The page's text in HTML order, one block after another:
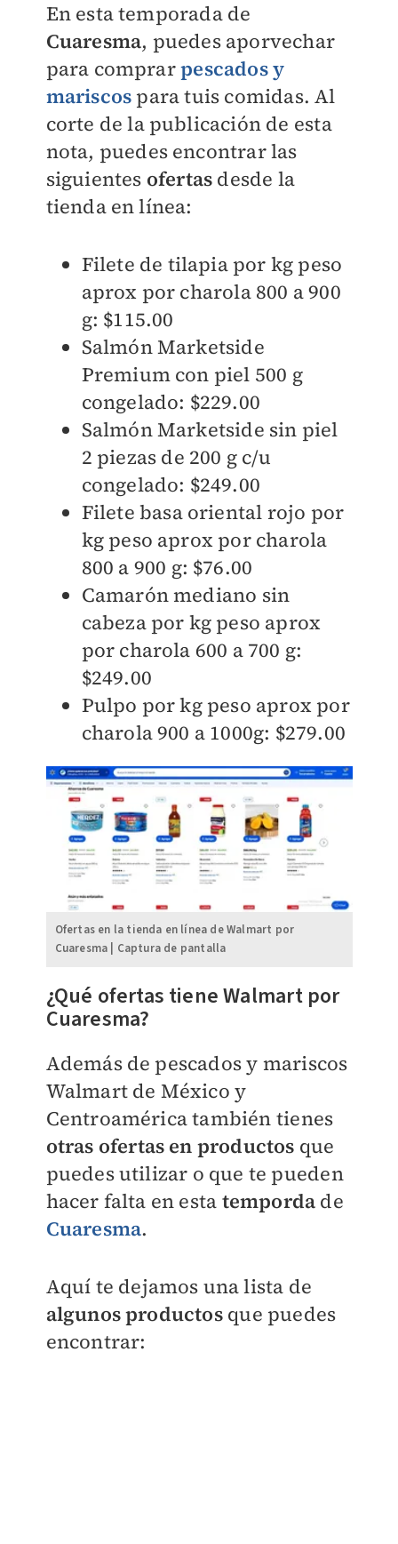
En esta temporada de
Cuaresma, puedes aporvechar
para comprarpescados y
mariscos para tuis comidas. Al
corte de la publicación de esta
nota, puedes encontrar las
siguientes ofertas desde la
tienda en línea:
Filete de tilapia por kg peso
aprox por charola 800 a 900
g: $115.00
Salmón Marketside
Premium con piel 500 g
congelado: $229.00
Salmón Marketside sin piel
2 piezas de 200 g c/u
congelado: $249.00
Filete basa oriental rojo por
kg peso aprox por charola
800 a 900 g: $76.00
Camarón mediano sin
cabeza por kg peso aprox
por charola 600 a 700 g:
$249.00
Pulpo por kg peso aprox por
charola 900 a 1000g: $279.00
Ofertas en la tienda en línea de Walmart por
Cuaresma | Captura de pantalla
¿Qué ofertas tiene Walmart por
Cuaresma?
Además de pescados y mariscos
Walmart de México y
Centroamérica también tienes
otras ofertas en productos que
puedes utilizar o que te pueden
hacer falta en esta temporda de
Cuaresma.
Aquí te dejamos una lista de
algunos productosque puedes
encontrar: